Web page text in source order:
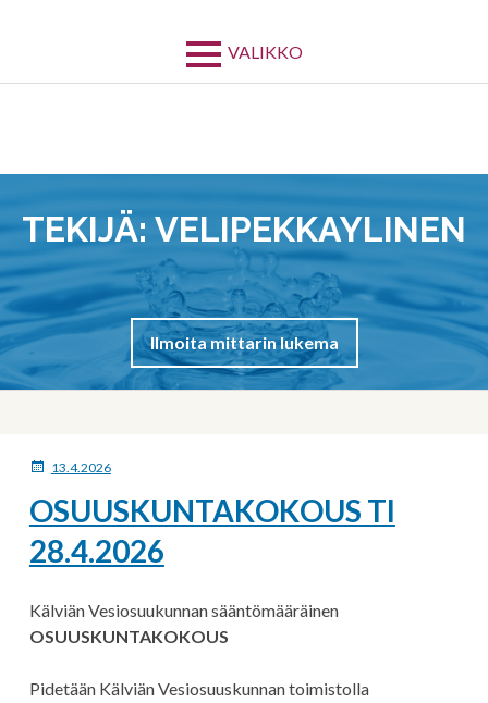
VALIKKO
TEKIJÄ: VELIPEKKAYLINEN
Ilmoita mittarin lukema
JULKAISTU
13.4.2026
OSUUSKUNTAKOKOUS TI
28.4.2026
Kälviän Vesiosuukunnan sääntömääräinen
OSUUSKUNTAKOKOUS
Pidetään Kälviän Vesiosuuskunnan toimistolla